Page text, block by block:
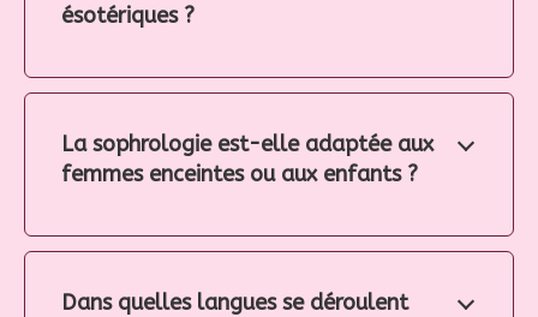
ésotériques ?
La sophrologie est-elle adaptée aux
femmes enceintes ou aux enfants ?
Dans quelles langues se déroulent